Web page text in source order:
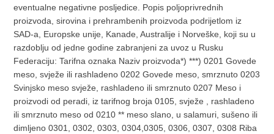
eventualne negativne posljedice. Popis poljoprivrednih
proizvoda, sirovina i prehrambenih proizvoda podrijetlom iz
SAD-a, Europske unije, Kanade, Australije i Norveške, koji su u
razdoblju od jedne godine zabranjeni za uvoz u Rusku
Federaciju: Tarifna oznaka Naziv proizvoda*) ***) 0201 Govede
meso, svježe ili rashladeno 0202 Govede meso, smrznuto 0203
Svinjsko meso svježe, rashladeno ili smrznuto 0207 Meso i
proizvodi od peradi, iz tarifnog broja 0105, svježe , rashladeno
ili smrznuto meso od 0210 ** meso slano, u salamuri, sušeno ili
dimljeno 0301, 0302, 0303, 0304,0305, 0306, 0307, 0308 Riba